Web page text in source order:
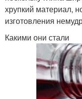
хрупкий материал,
изготовления
Какими они стали